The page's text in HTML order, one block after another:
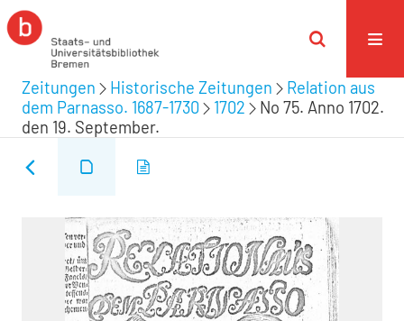
Zeitungen Historische Zeitungen
Relation aus
dem Parnasso. 1687-1730
1702
No 75. Anno 1702.
den 19. September.